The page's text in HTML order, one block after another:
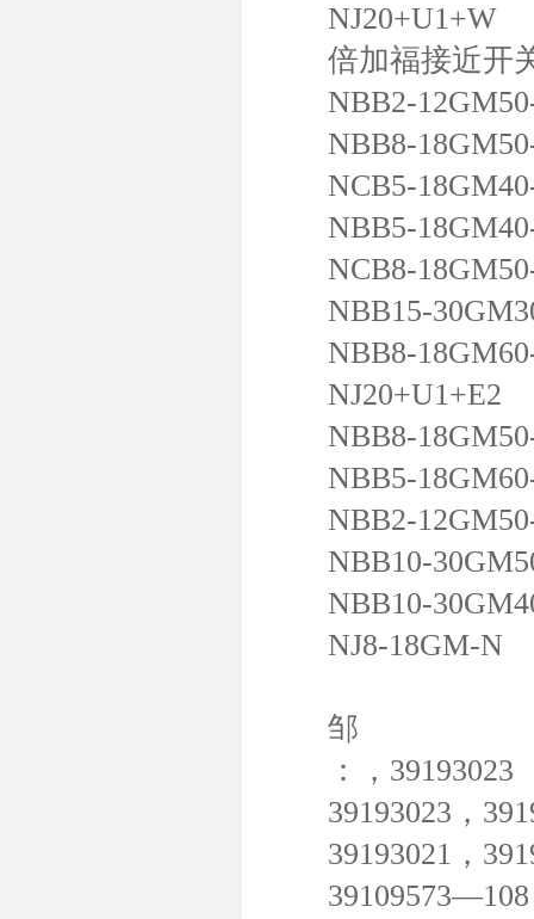
NJ20+U1+W
倍加福接近开
NBB2-
NBB8-
NCB5-
NBB5-
NCB8-
NBB15-
NBB8-
NJ20+U1+E2
NBB8-
NBB5-
NBB2-
NBB10-
NBB10-
NJ8-18GM-N
邹
：，39193023
39193023，
39193021，
39109573—108